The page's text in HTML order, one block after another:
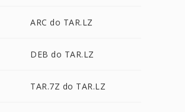
ARC do TAR.LZ
DEB do TAR.LZ
TAR.7Z do TAR.LZ